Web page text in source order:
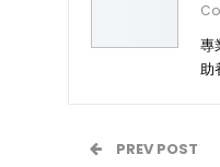
專
助
PREV POST